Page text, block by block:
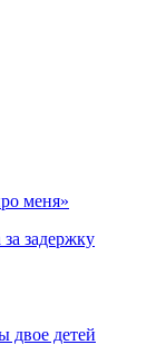
меня»
задержку
двое детей